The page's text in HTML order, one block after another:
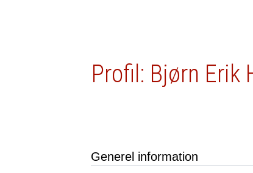
Profil: Bjørn Erik
Generel information